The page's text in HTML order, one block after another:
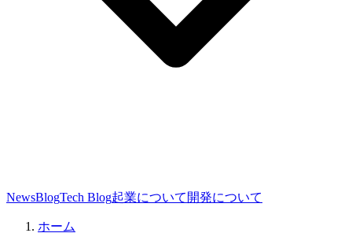
NewsBlogTech Blog起業について 開発について
ホーム